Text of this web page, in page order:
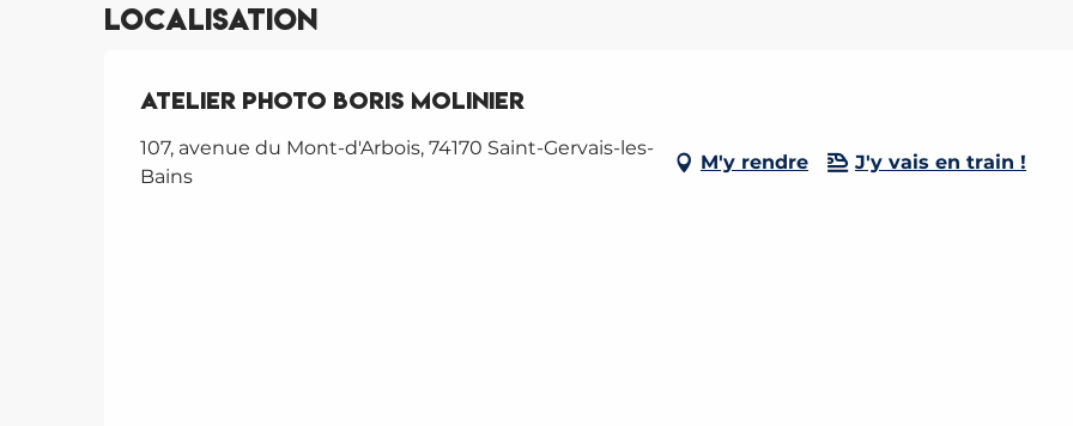
Localisation
Atelier Photo Boris Molinier
107, avenue du Mont-d'Arbois, 74170 Saint-Gervais-les-
Bains
M'y rendre J'y vais en train !